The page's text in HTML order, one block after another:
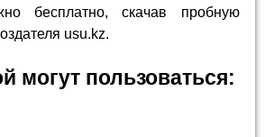
бесплатно, скачав пробную
usu.kz.
могут пользоваться: